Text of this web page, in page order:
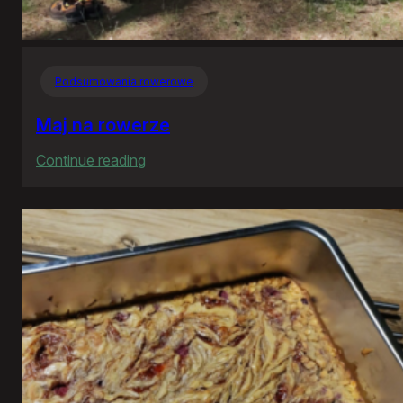
Podsumowania rowerowe
Maj na rowerze
Continue reading
na
rowerze